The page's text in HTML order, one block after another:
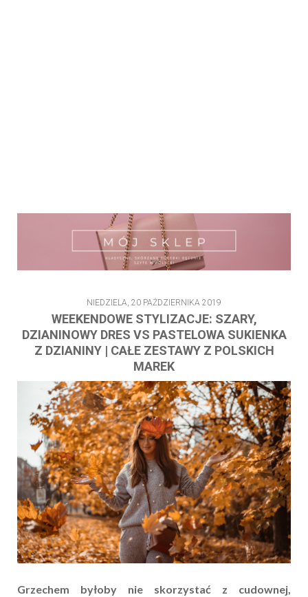
NIEDZIELA, 20 PAŹDZIERNIKA 2019
WEEKENDOWE STYLIZACJE: SZARY,
DZIANINOWY DRES VS PASTELOWA SUKIENKA
Z DZIANINY | CAŁE ZESTAWY Z POLSKICH
MAREK
Grzechem byłoby nie skorzystać z cudownej,